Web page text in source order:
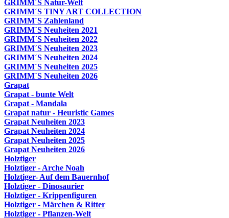
GRIMM´S Natur-Welt
GRIMM´S TINY ART COLLECTION
GRIMM´S Zahlenland
GRIMM´S Neuheiten 2021
GRIMM´S Neuheiten 2022
GRIMM´S Neuheiten 2023
GRIMM´S Neuheiten 2024
GRIMM´S Neuheiten 2025
GRIMM´S Neuheiten 2026
Grapat
Grapat - bunte Welt
Grapat - Mandala
Grapat natur - Heuristic Games
Grapat Neuheiten 2023
Grapat Neuheiten 2024
Grapat Neuheiten 2025
Grapat Neuheiten 2026
Holztiger
Holztiger - Arche Noah
Holztiger- Auf dem Bauernhof
Holztiger - Dinosaurier
Holztiger - Krippenfiguren
Holztiger - Märchen & Ritter
Holztiger - Pflanzen-Welt